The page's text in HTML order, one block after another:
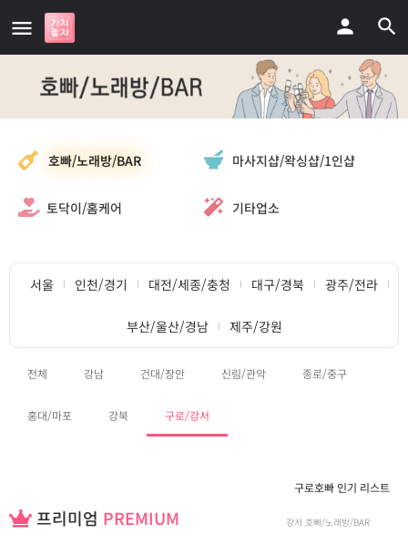
호빠/노래방/BAR 마사지샵/왁싱샵/1인샵
토닥이/홈케어 기타업소
서울 인천/경기 대전/세종/충청 대구/경북 광주/전라
부산/울산/경남 제주/강원
전체 강남 건대/장안 신림/관악 종로/중구
홍대/마포 강북 구로/강서
구로호빠 인기 리스트
프리미엄 PREMIUM 강서 호빠/노래방/BAR